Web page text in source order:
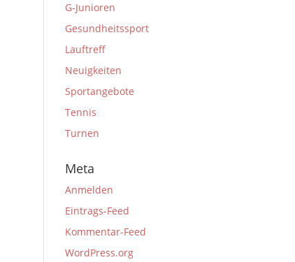
G-Junioren
Gesundheitssport
Lauftreff
Neuigkeiten
Sportangebote
Tennis
Turnen
Meta
Anmelden
Eintrags-Feed
Kommentar-Feed
WordPress.org